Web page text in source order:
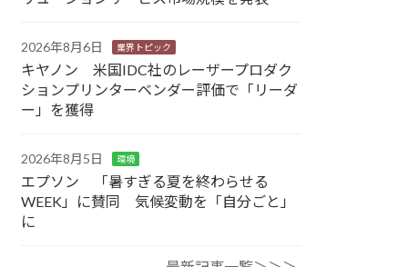
2026年8月6日 業界トピック
キヤノン 米国IDC社のレーザープロダク
ションプリンターベンダー評価で「リーダ
ー」を獲得
2026年8月5日 環境
エプソン 「暑すぎる夏を終わらせる
WEEK」に賛同 気候変動を「自分ごと」
に